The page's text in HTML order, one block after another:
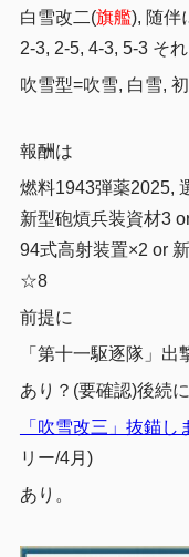
白雪改二(旗艦), 随伴
2-3, 2-5, 4-3, 5-3 そ
吹雪型=吹雪, 白雪,
報酬は
燃料1943弾薬2025,
新型砲熕兵装資材3
94式高射装置×2 or
☆8
前提に
「第十一駆逐隊」出
あり？(要確認)後続に
「吹雪改三」抜錨し
リー/4月)
あり。